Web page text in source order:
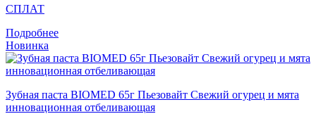
СПЛАТ
Подробнее
Новинка
Зубная паста BIOMED 65г Пьезовайт Свежий огурец и мята
инновационная отбеливающая